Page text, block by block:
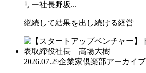
リー社長野坂...
継続して結果を出し続ける経営
2026.07.29企業家倶楽部アーカイブ